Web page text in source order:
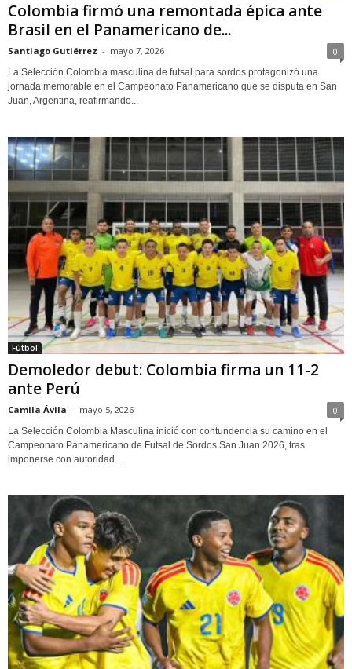
Colombia firmó una remontada épica ante
Brasil en el Panamericano de...
Santiago Gutiérrez - mayo 7, 2026 0
La Selección Colombia masculina de futsal para sordos protagonizó una
jornada memorable en el Campeonato Panamericano que se disputa en San
Juan, Argentina, reafirmando...
Fútbol
Demoledor debut: Colombia firma un 11-2
ante Perú
Camila Ávila - mayo 5, 2026 0
La Selección Colombia Masculina inició con contundencia su camino en el
Campeonato Panamericano de Futsal de Sordos San Juan 2026, tras
imponerse con autoridad...